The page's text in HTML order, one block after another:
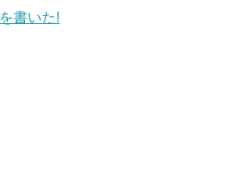
を書いた!